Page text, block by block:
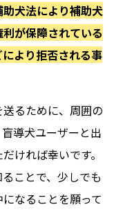
犬法により補助犬
が保障されている
より拒否される事
るために、周囲の
盲導犬ユーザーと出
ければ幸いです。
ことで、少しでも
なることを願って